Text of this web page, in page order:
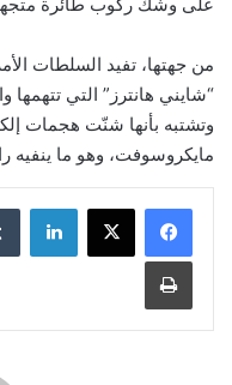
من جهتها، تفيد السلطات
“شايني هانترز” التي تتهمها
وتشتبه بأنها شنّت هجمات
مايكروسوفت، وهو ما ينفيه
طباعة